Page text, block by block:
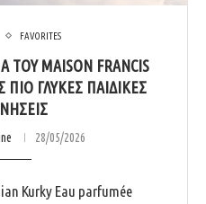
FAVORITES
MAISON FRANCIS
ΠΙΟ ΓΛΥΚΈΣ ΠΑΙΔΙΚΈΣ
28/05/2026
Kurky Eau parfumée